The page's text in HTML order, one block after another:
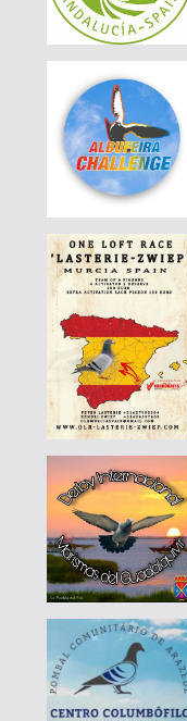
PT-4420376-24|100 EUR
PT-4420376-24|100 EUR
AVELAR & AVELAR